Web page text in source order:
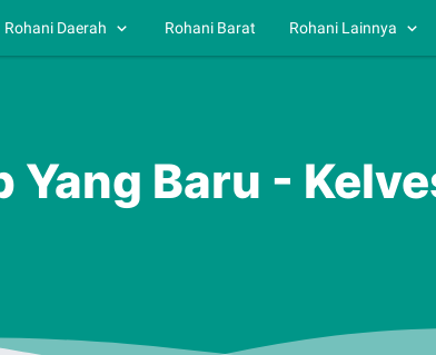
Rohani Daerah Rohani Barat Rohani Lainnya
Yang Baru -